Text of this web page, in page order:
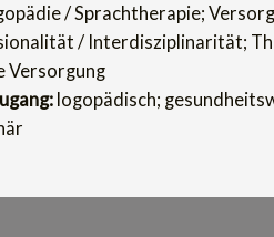
/ Sprachtherapie;
/ Interdisziplinarität;
Versorgung
logopädisch;